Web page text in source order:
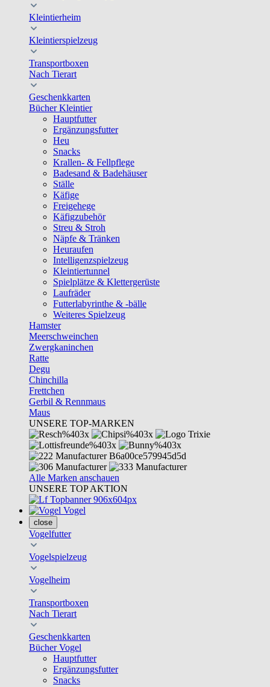
Kleintierheim
Kleintierspielzeug
Transportboxen
Nach Tierart
Geschenkkarten
Bücher Kleintier
Hauptfutter
Ergänzungsfutter
Heu
Snacks
Krallen- & Fellpflege
Badesand & Badehäuser
Ställe
Käfige
Freigehege
Käfigzubehör
Streu & Stroh
Näpfe & Tränken
Heuraufen
Intelligenzspielzeug
Kleintiertunnel
Spielplätze & Klettergerüste
Laufräder
Futterlabyrinthe & -bälle
Weiteres Spielzeug
Hamster
Meerschweinchen
Zwergkaninchen
Ratte
Degu
Chinchilla
Frettchen
Gerbil & Rennmaus
Maus
UNSERE TOP-MARKEN
Alle Marken anschauen
UNSERE TOP AKTION
Vogel
close
Vogelfutter
Vogelspielzeug
Vogelheim
Transportboxen
Nach Tierart
Geschenkkarten
Bücher Vogel
Hauptfutter
Ergänzungsfutter
Snacks